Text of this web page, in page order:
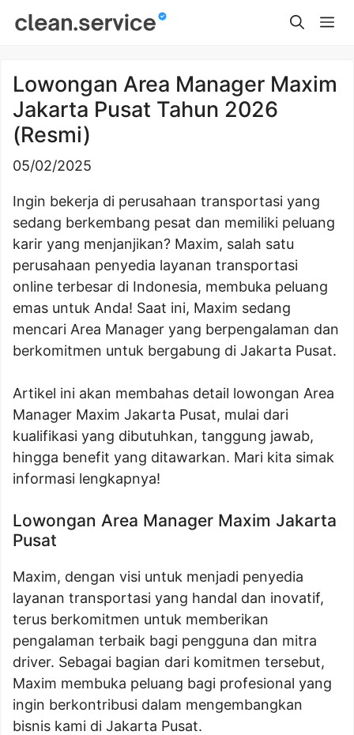
Lowongan Area Manager Maxim
Jakarta Pusat Tahun 2026
(Resmi)
05/02/2025
Ingin bekerja di perusahaan transportasi yang
sedang berkembang pesat dan memiliki peluang
karir yang menjanjikan? Maxim, salah satu
perusahaan penyedia layanan transportasi
online terbesar di Indonesia, membuka peluang
emas untuk Anda! Saat ini, Maxim sedang
mencari Area Manager yang berpengalaman dan
berkomitmen untuk bergabung di Jakarta Pusat.
Artikel ini akan membahas detail lowongan Area
Manager Maxim Jakarta Pusat, mulai dari
kualifikasi yang dibutuhkan, tanggung jawab,
hingga benefit yang ditawarkan. Mari kita simak
informasi lengkapnya!
Lowongan Area Manager Maxim Jakarta
Pusat
Maxim, dengan visi untuk menjadi penyedia
layanan transportasi yang handal dan inovatif,
terus berkomitmen untuk memberikan
pengalaman terbaik bagi pengguna dan mitra
driver. Sebagai bagian dari komitmen tersebut,
Maxim membuka peluang bagi profesional yang
ingin berkontribusi dalam mengembangkan
bisnis kami di Jakarta Pusat.